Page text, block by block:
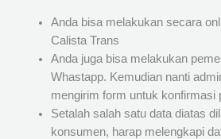
Anda bisa melakukan secara
Calista Trans
Anda juga bisa melakukan
Whastapp. Kemudian nanti
mengirim form untuk konfirmasi
Setalah salah satu data diatas
konsumen, harap melengkapi